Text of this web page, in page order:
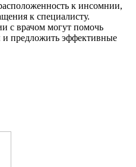
к инсомнии,
к специалисту.
с врачом могут помочь
предложить эффективные